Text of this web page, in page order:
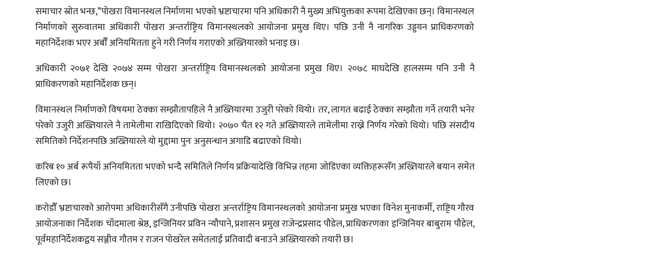
समाचार स्रोत भन्छ,”पोखरा विमानस्थल निर्माणमा भएको भ्रष्टाचारमा पनि अधिकारी नै मुख्य अभियुक्तका रूपमा देखिएका छन्। विमानस्थल
निर्माणको सुरुवातमा अधिकारी पोखरा अन्तर्राष्ट्रिय विमानस्थलको आयोजना प्रमुख थिए। पछि उनी नै नागरिक उड्डयन प्राधिकरणको
महानिर्देशक भएर अर्बौँ अनियमितता हुने गरी निर्णय गराएको अख्तियारको भनाइ छ।
अधिकारी २०७१ देखि २०७४ सम्म पोखरा अन्तर्राष्ट्रिय विमानस्थलको आयोजना प्रमुख थिए। २०७८ माघदेखि हालसम्म पनि उनी नै
प्राधिकरणको महानिर्देशक छन्।
विमानस्थल निर्माणको विषयमा ठेक्का सम्झौतापहिले नै अख्तियारमा उजुरी परेको थियो। तर, लागत बढाई ठेक्का सम्झौता गर्ने तयारी भनेर
परेको उजुरी अख्तियारले नै तामेलीमा राखिदिएको थियो। २०७० चैत १२ गते अख्तियारले तामेलीमा राख्ने निर्णय गरेको थियो। पछि संसदीय
समितिको निर्देशनपछि अख्तियारले यो मुद्दामा पुनः अनुसन्धान अगाडि बढाएको थियो।
करिब १० अर्ब रूपैयाँ अनियमितता भएको भन्दै समितिले निर्णय प्रक्रियादेखि विभिन्न तहमा जोडिएका व्यक्तिहरूसँग अख्तियारले बयान समेत
लिएको छ।
करोडौँ भ्रष्टाचारको आरोपमा अधिकारीसँगै उनीपछि पोखरा अन्तर्राष्ट्रिय विमानस्थलको आयोजना प्रमुख भएका विनेश मुनाकर्मी, राष्ट्रिय गौरव
आयोजनाका निर्देशक चाँदमाला श्रेष्ठ, इन्जिनियर प्रविन न्यौपाने, प्रशासन प्रमुख राजेन्द्रप्रसाद पौडेल, प्राधिकरणका इन्जिनियर बाबुराम पौडेल,
पूर्वमहानिर्देशकद्वय सञ्जीव गौतम र राजन पोखरेल समेतलाई प्रतिवादी बनाउने अख्तियारको तयारी छ।